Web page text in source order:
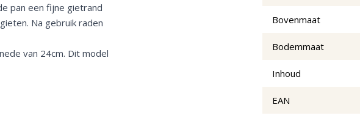
pan een fijne gietrand
Na gebruik raden
van 24cm. Dit model
Bovenmaat
Bodemmaat
Inhoud
EAN